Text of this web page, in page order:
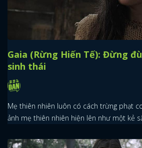
Gaia (Rừng Hiến Tế): Đừng
sinh thái
Mẹ thiên nhiên luôn có cách trừng phạt
ảnh mẹ thiên nhiên hiện lên như một kẻ